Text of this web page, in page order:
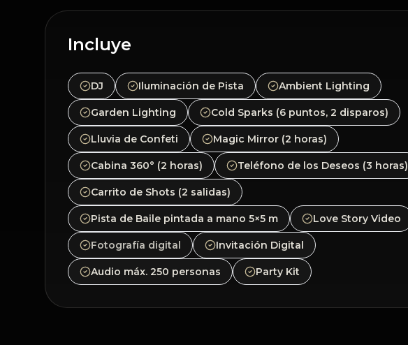
Incluye
DJ Iluminación de Pista Ambient Lighting
Garden Lighting Cold Sparks (6 puntos, 2 disparos)
Lluvia de Confeti Magic Mirror (2 horas)
Cabina 360° (2 horas) Teléfono de los Deseos (3 horas)
Carrito de Shots (2 salidas)
Pista de Baile pintada a mano 5×5 m Love Story Video
Fotografía digital Invitación Digital
Audio máx. 250 personas Party Kit